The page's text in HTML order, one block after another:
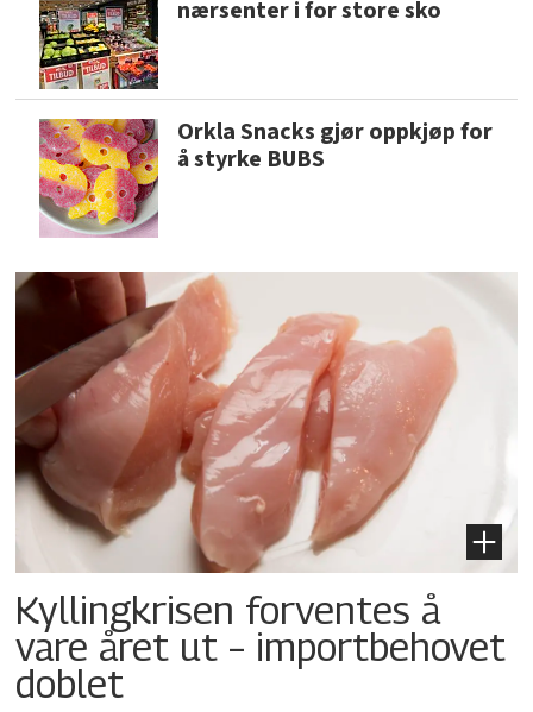
nærsenter i for store sko
Orkla Snacks gjør oppkjøp for
å styrke BUBS
Kyllingkrisen forventes å
vare året ut – importbehovet
doblet